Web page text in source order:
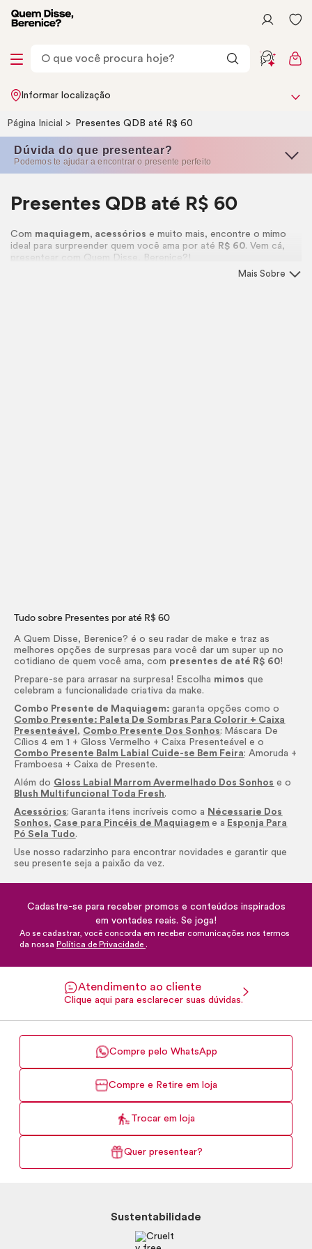
Informar localização
Página Inicial Presentes QDB até R$ 60
Dúvida do que presentear?
Podemos te ajudar a encontrar o presente perfeito
Presentes QDB até R$ 60
Com maquiagem, acessórios e muito mais, encontre o mimo
ideal para surpreender quem você ama por até R$ 60. Vem cá,
presentear com Quem Disse, Berenice?!
Mais Sobre
Tudo sobre Presentes por até R$ 60
A Quem Disse, Berenice? é o seu radar demake e traz as
melhores opções de surpresas para você dar um super up no
cotidiano de quem você ama, com presentes de até R$ 60!
Prepare-se para arrasar na surpresa! Escolha mimos que
celebram a funcionalidade criativa damake.
Combo Presente de Maquiagem:garanta opções como o
Combo Presente: Paleta De Sombras Para Colorir + Caixa
Presenteável , Combo Presente Dos Sonhos: Máscara De
Cílios 4 em 1 +Gloss Vermelho + Caixa Presenteável e o
Combo Presente Balm Labial Cuide-se Bem Feira: Amoruda +
Framboesa + Caixa de Presente.
Além do Gloss Labial Marrom Avermelhado Dos Sonhos e o
Blush Multifuncional Toda Fresh.
Acessórios: Garanta itens incríveis como a Nécessarie Dos
Sonhos, Case para Pincéis de Maquiagem e a Esponja Para
Pó Sela Tudo.
Use nosso radarzinho para encontrar novidades e garantir que
seu presente seja a paixão da vez.
Cadastre-se para receber promos e conteúdos inspirados
em vontades reais. Se joga!
Ao se cadastrar, você concorda em receber comunicações nos termos
da nossa Política de Privacidade .
Atendimento ao cliente
Clique aqui para esclarecer suas dúvidas.
Compre pelo WhatsApp
Compre e Retire em loja
Trocar em loja
Quer presentear?
Sustentabilidade